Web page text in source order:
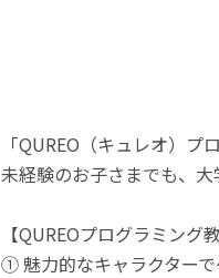
「QUREO（キュレオ）
未経験のお子さまでも、
【QUREOプログラミング
① 魅力的なキャラクター